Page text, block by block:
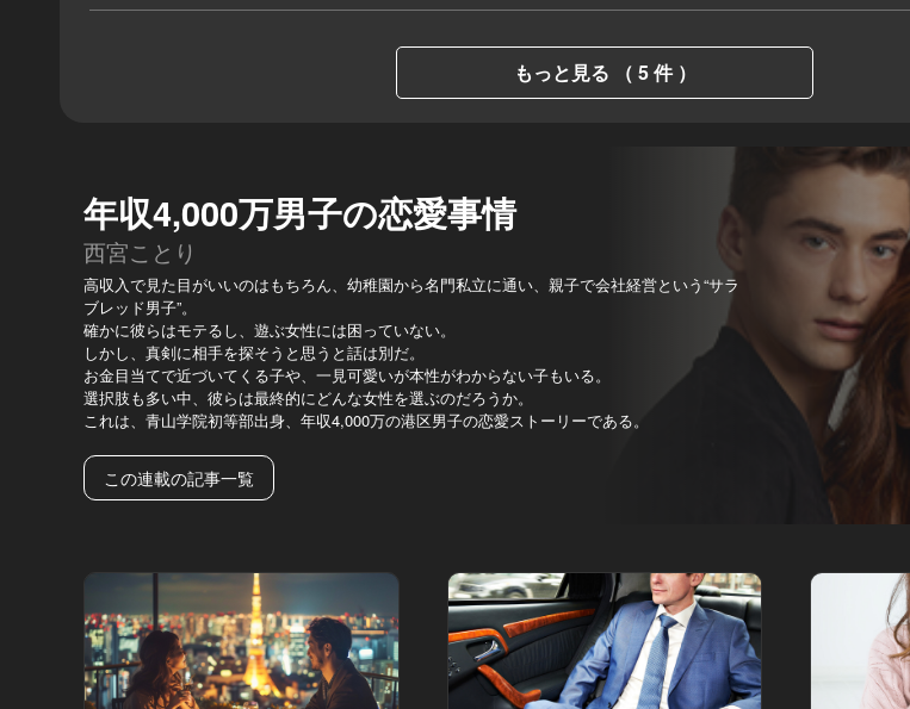
もっと見る （ 5 件 ）
年収4,000万男子の恋愛事情
西宮ことり
高収入で見た目がいいのはもちろん、幼稚園から名門私立に通い、親子で会社経営という“サラ
ブレッド男子”。
確かに彼らはモテるし、遊ぶ女性には困っていない。
しかし、真剣に相手を探そうと思うと話は別だ。
お金目当てで近づいてくる子や、一見可愛いが本性がわからない子もいる。
選択肢も多い中、彼らは最終的にどんな女性を選ぶのだろうか。
これは、青山学院初等部出身、年収4,000万の港区男子の恋愛ストーリーである。
この連載の記事一覧